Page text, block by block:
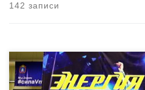
142 записи